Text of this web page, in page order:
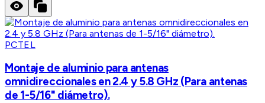
PCTEL
Montaje de aluminio para antenas
omnidireccionales en 2.4 y 5.8 GHz (Para antenas
de 1-5/16" diámetro).